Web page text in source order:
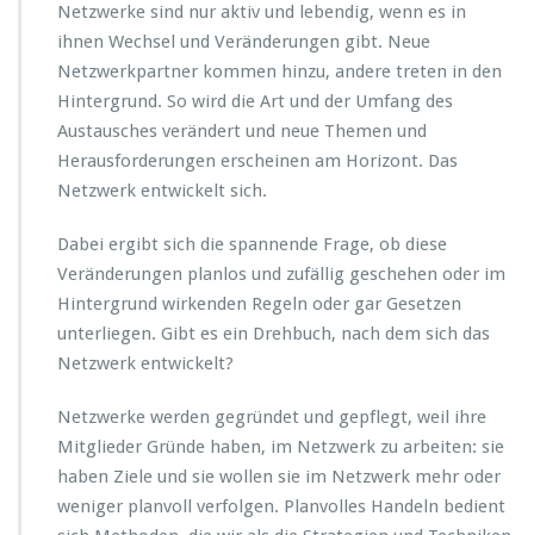
Netzwerke sind nur aktiv und lebendig, wenn es in
ihnen Wechsel und Veränderungen gibt. Neue
Netzwerkpartner kommen hinzu, andere treten in den
Hintergrund. So wird die Art und der Umfang des
Austausches verändert und neue Themen und
Herausforderungen erscheinen am Horizont. Das
Netzwerk entwickelt sich.
Dabei ergibt sich die spannende Frage, ob diese
Veränderungen planlos und zufällig geschehen oder im
Hintergrund wirkenden Regeln oder gar Gesetzen
unterliegen. Gibt es ein Drehbuch, nach dem sich das
Netzwerk entwickelt?
Netzwerke werden gegründet und gepflegt, weil ihre
Mitglieder Gründe haben, im Netzwerk zu arbeiten: sie
haben Ziele und sie wollen sie im Netzwerk mehr oder
weniger planvoll verfolgen. Planvolles Handeln bedient